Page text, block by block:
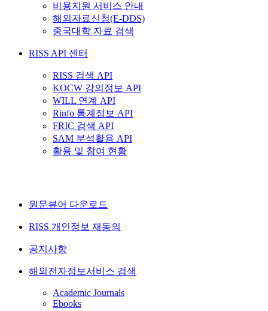
비용지원 서비스 안내
해외자료신청(E-DDS)
중국대학 자료 검색
RISS API 센터
RISS 검색 API
KOCW 강의정보 API
WILL 연계 API
Rinfo 통계정보 API
FRIC 검색 API
SAM 분석활용 API
활용 및 참여 현황
원문뷰어 다운로드
RISS 개인정보 재동의
공지사항
해외전자정보서비스 검색
Academic Journals
Ebooks